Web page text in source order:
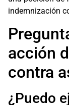
indemnización
acción
contra
¿Puedo